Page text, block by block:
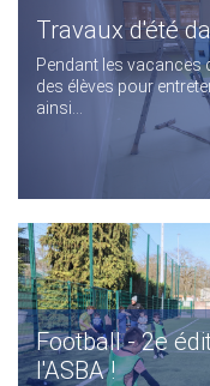
Travaux d'été
Pendant les vacances
des élèves pour
ainsi...
Football - 2e
l'ASBA !